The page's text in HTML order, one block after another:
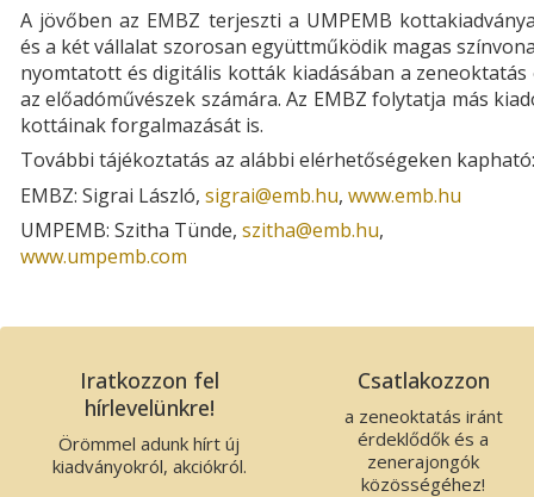
A jövőben az EMBZ terjeszti a UMPEMB
és a két vállalat szorosan együttműködik magas
nyomtatott és digitális kották kiadásában a zeneoktatás
az előadóművészek számára. Az EMBZ folytatja más
kottáinak forgalmazását is.
További tájékoztatás az alábbi elérhetőségeken kapható:
EMBZ: Sigrai László, sigrai­@­emb.hu, www.emb.hu
UMPEMB: Szitha Tünde, szitha­@­emb.hu,
www.umpemb.com
Iratkozzon fel
hírlevelünkre!
Örömmel adunk hírt új
kiadványokról, akciókról.
Csatlakozzon
a zeneoktatás iránt
érdeklődők és a
zenerajongók
közösségéhez!